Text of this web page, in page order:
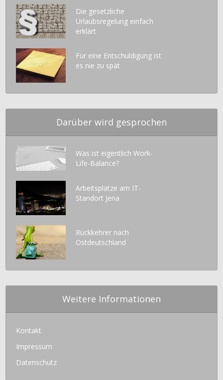
Die gesetzliche
Urlaubsregelung einfach
erklärt
Für eine Entschuldigung ist
es nie zu spät
Darüber wird gesprochen
Was ist eigentlich Work-
Life-Balance?
Arbeitsplätze am IT-
Standort Jena
Rückkehrer nach
Ostdeutschland
Weitere Informationen
Kontakt
Impressum
Datenschutz